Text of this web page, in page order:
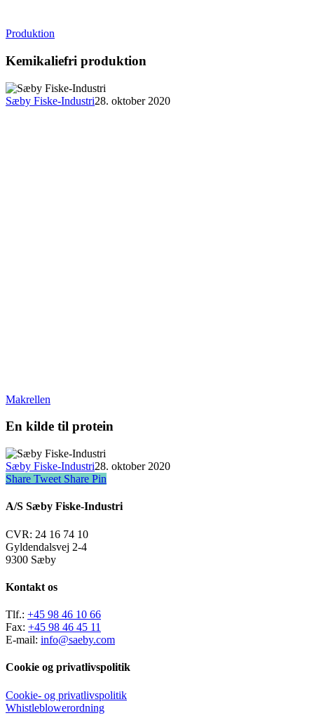
Produktion
Kemikaliefri produktion
Sæby Fiske-Industri28. oktober 2020
Makrellen
En kilde til protein
Sæby Fiske-Industri28. oktober 2020
Share Tweet Share Pin
A/S Sæby Fiske-Industri
CVR: 24 16 74 10
Gyldendalsvej 2-4
9300 Sæby
Kontakt os
Tlf.: +45 98 46 10 66
Fax: +45 98 46 45 11
E-mail: info@saeby.com
Cookie og privatlivspolitik
Cookie- og privatlivspolitik
Whistleblowerordning